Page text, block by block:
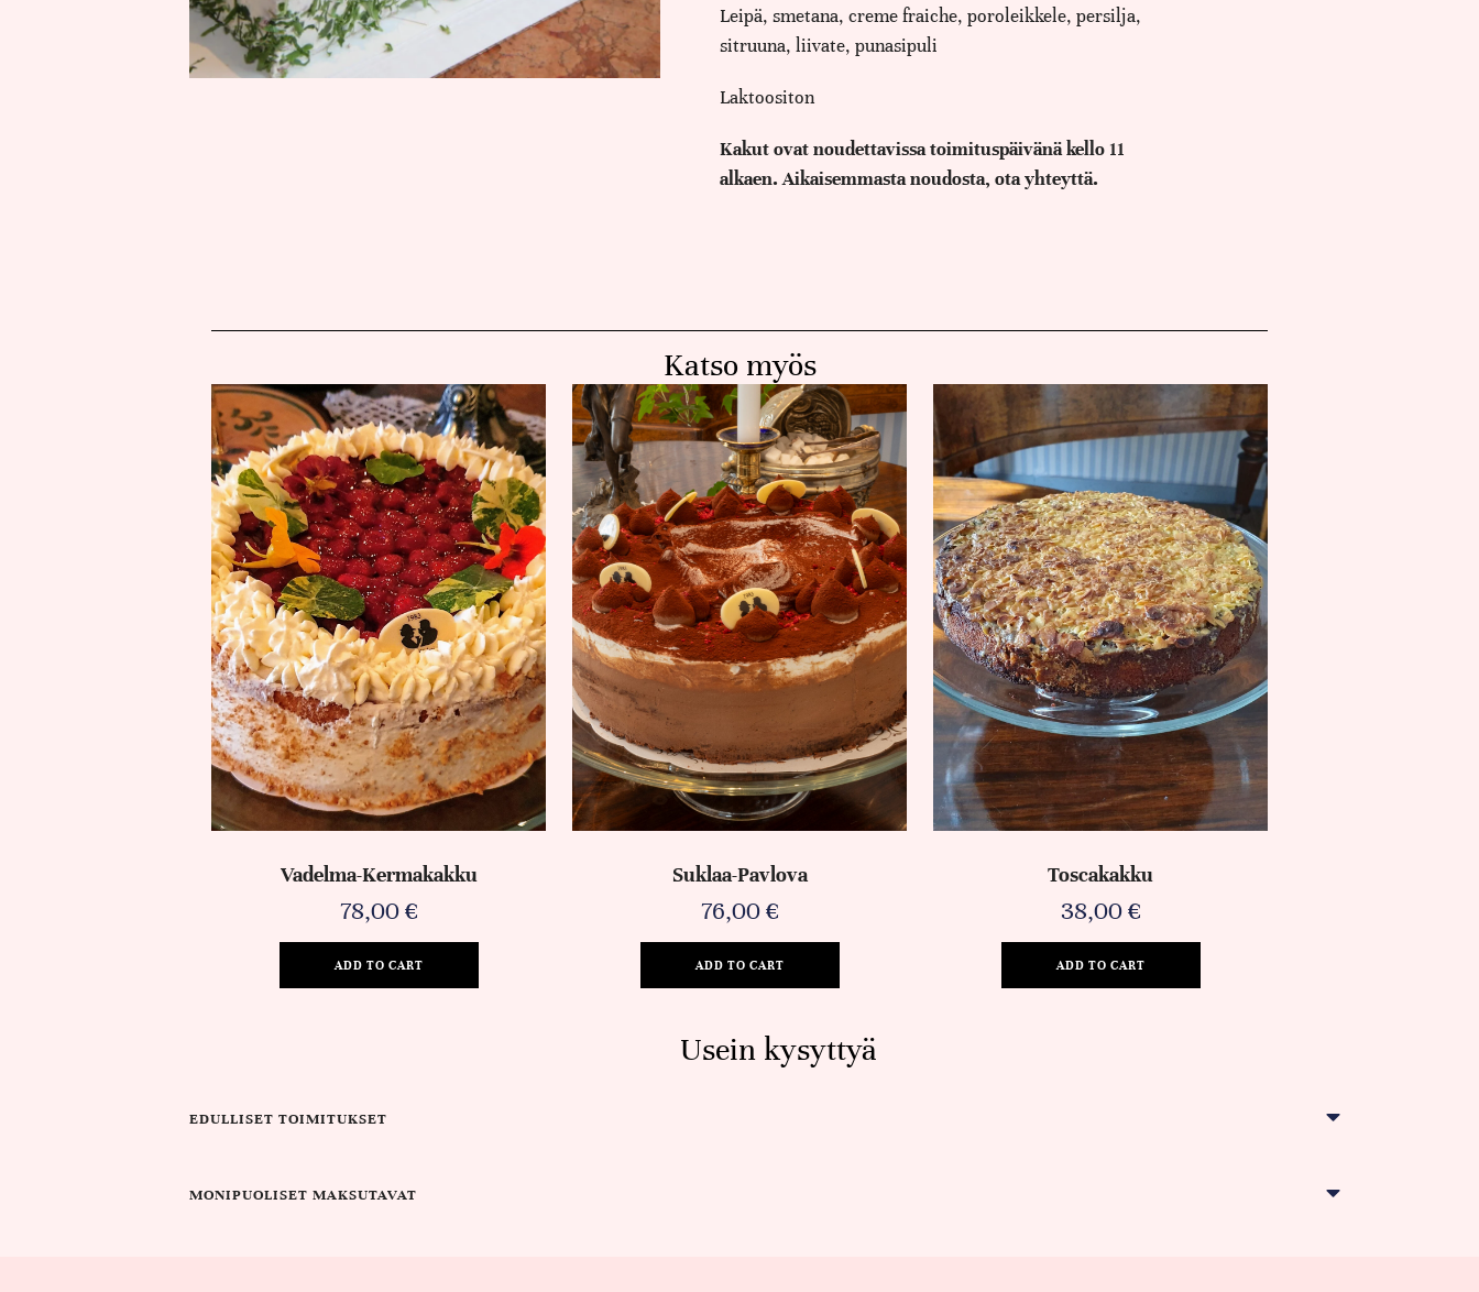
Leipä, smetana, creme fraiche, poroleikkele, persilja,
sitruuna, liivate, punasipuli
Laktoositon
Kakut ovat noudettavissa toimituspäivänä kello 11
alkaen. Aikaisemmasta noudosta, ota yhteyttä.
Katso myös
Vadelma-Kermakakku
78,00€
ADD TO CART
Suklaa-Pavlova
76,00€
ADD TO CART
Toscakakku
38,00€
ADD TO CART
Usein kysyttyä
EDULLISET TOIMITUKSET
MONIPUOLISET MAKSUTAVAT